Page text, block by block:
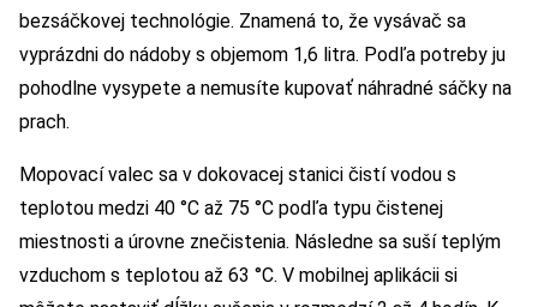
bezsáčkovej technológie. Znamená to, že vysávač sa
vyprázdni do nádoby s objemom 1,6 litra. Podľa potreby ju
pohodlne vysypete a nemusíte kupovať náhradné sáčky na
prach.
Mopovací valec sa v dokovacej stanici čistí vodou s
teplotou medzi 40 °C až 75 °C podľa typu čistenej
miestnosti a úrovne znečistenia. Následne sa suší teplým
vzduchom s teplotou až 63 °C. V mobilnej aplikácii si